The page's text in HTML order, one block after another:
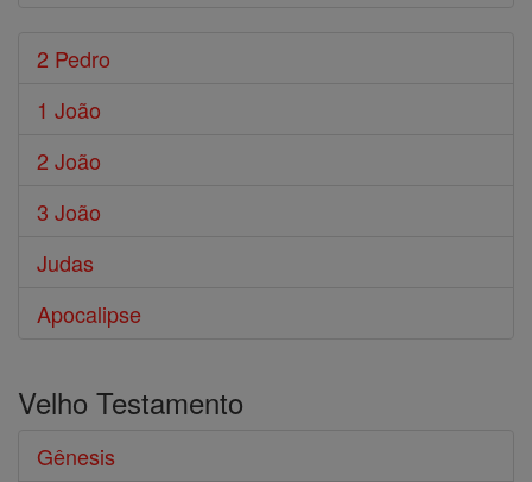
2 Pedro
1 João
2 João
3 João
Judas
Apocalipse
Velho Testamento
Gênesis